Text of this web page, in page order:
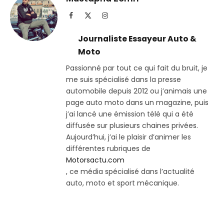
Facebook Instagram
Journaliste Essayeur Auto &
Moto
Passionné par tout ce qui fait du bruit, je
me suis spécialisé dans la presse
automobile depuis 2012 ou j’animais une
page auto moto dans un magazine, puis
j’ai lancé une émission télé qui a été
diffusée sur plusieurs chaines privées.
Aujourd’hui, j’ai le plaisir d’animer les
différentes rubriques de
Motorsactu.com
, ce média spécialisé dans l’actualité
auto, moto et sport mécanique.